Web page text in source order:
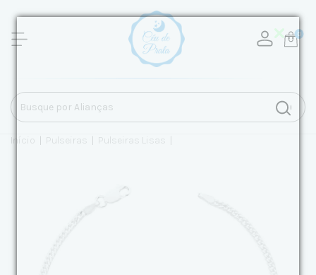
0
Início Pulseiras Pulseiras Lisas